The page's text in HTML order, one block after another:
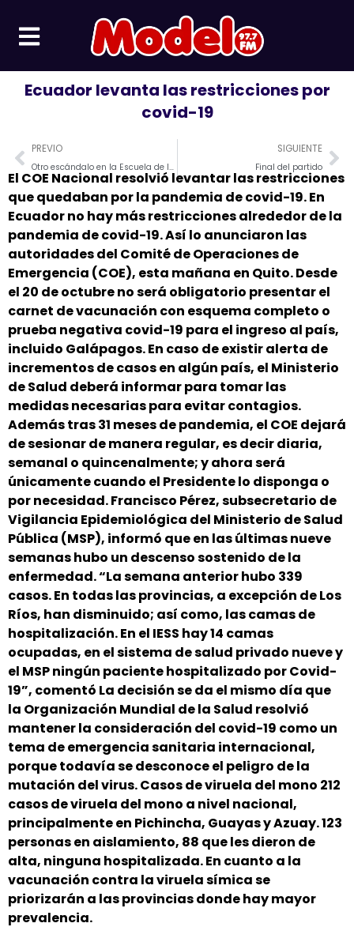
contenido
Ecuador levanta las restricciones por
covid-19
Prev
PREVIO
Otro escándalo en la Escuela de la Policía: denuncian violación a una cadete.
SIGUIENTE
Final del partido️
El COE Nacional resolvió levantar las restricciones
que quedaban por la pandemia de covid-19. En
Ecuador no hay más restricciones alrededor de la
pandemia de covid-19. Así lo anunciaron las
autoridades del Comité de Operaciones de
Emergencia (COE), esta mañana en Quito. Desde
el 20 de octubre no será obligatorio presentar el
carnet de vacunación con esquema completo o
prueba negativa covid-19 para el ingreso al país,
incluido Galápagos. En caso de existir alerta de
incrementos de casos en algún país, el Ministerio
de Salud deberá informar para tomar las
medidas necesarias para evitar contagios.
Además tras 31 meses de pandemia, el COE dejará
de sesionar de manera regular, es decir diaria,
semanal o quincenalmente; y ahora será
únicamente cuando el Presidente lo disponga o
por necesidad. Francisco Pérez, subsecretario de
Vigilancia Epidemiológica del Ministerio de Salud
Pública (MSP), informó que en las últimas nueve
semanas hubo un descenso sostenido de la
enfermedad. “La semana anterior hubo 339
casos. En todas las provincias, a excepción de Los
Ríos, han disminuido; así como, las camas de
hospitalización. En el IESS hay 14 camas
ocupadas, en el sistema de salud privado nueve y
el MSP ningún paciente hospitalizado por Covid-
19”, comentó La decisión se da el mismo día que
la Organización Mundial de la Salud resolvió
mantener la consideración del covid-19 como un
tema de emergencia sanitaria internacional,
porque todavía se desconoce el peligro de la
mutación del virus. Casos de viruela del mono 212
casos de viruela del mono a nivel nacional,
principalmente en Pichincha, Guayas y Azuay. 123
personas en aislamiento, 88 que les dieron de
alta, ninguna hospitalizada. En cuanto a la
vacunación contra la viruela símica se
priorizarán a las provincias donde hay mayor
prevalencia.